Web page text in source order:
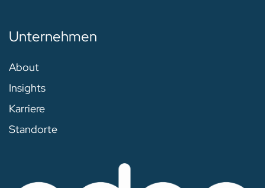
Unternehmen
About
Insights
Karriere
Standorte